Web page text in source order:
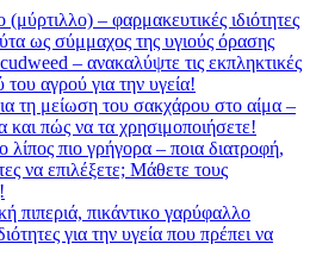
– φαρμακευτικές ιδιότητες
ως σύμμαχος της υγιούς όρασης
– ανακαλύψτε τις εκπληκτικές
του αγρού για την υγεία!
τη μείωση του σακχάρου στο αίμα –
και πώς να τα χρησιμοποιήσετε!
λίπος πιο γρήγορα – ποια διατροφή,
να επιλέξετε; Μάθετε τους
πιπεριά, πικάντικο γαρύφαλλο
για την υγεία που πρέπει να